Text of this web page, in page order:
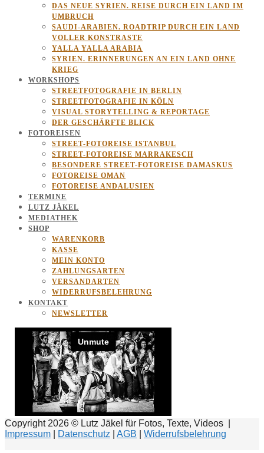
DAS NEUE SYRIEN. REISE DURCH EIN LAND IM
UMBRUCH
SAUDI-ARABIEN. ROADTRIP DURCH EIN LAND
VOLLER KONSTRASTE
YALLA YALLA ARABIA
SYRIEN. ERINNERUNGEN AN EIN LAND OHNE
KRIEG
WORKSHOPS
STREETFOTOGRAFIE IN BERLIN
STREETFOTOGRAFIE IN KÖLN
VISUAL STORYTELLING & REPORTAGE
DER GESCHÄRFTE BLICK
FOTOREISEN
STREET-FOTOREISE ISTANBUL
STREET-FOTOREISE MARRAKESCH
BESONDERE STREET-FOTOREISE DAMASKUS
FOTOREISE OMAN
FOTOREISE ANDALUSIEN
TERMINE
LUTZ JÄKEL
MEDIATHEK
SHOP
WARENKORB
KASSE
MEIN KONTO
ZAHLUNGSARTEN
VERSANDARTEN
WIDERRUFSBELEHRUNG
KONTAKT
NEWSLETTER
Copyright 2026 © Lutz Jäkel für Fotos, Texte, Videos |
Impressum
Datenschutz AGB Widerrufsbelehrung